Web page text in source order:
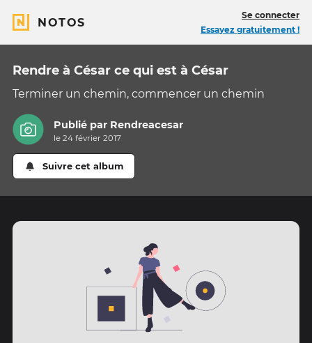
NOTOS
Se connecter
Essayez gratuitement !
Rendre à César ce qui est à César
Terminer un chemin, commencer un chemin
Publié par Rendreacesar
le 24 février 2017
Suivre cet album